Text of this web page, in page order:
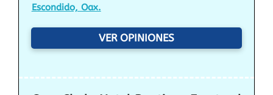
Escondido, Oax.
VER OPINIONES